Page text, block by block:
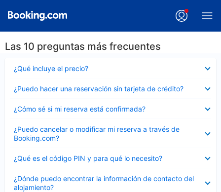
Las 10 preguntas más frecuentes
¿Qué incluye el precio?
cerrado
¿Puedo hacer una reservación sin tarjeta de crédito?
cerrado
¿Cómo sé si mi reserva está confirmada?
cerrado
¿Puedo cancelar o modificar mi reserva a través de
Booking.com?
cerrado
¿Qué es el código PIN y para qué lo necesito?
cerrado
¿Dónde puedo encontrar la información de contacto del
alojamiento?
cerrado